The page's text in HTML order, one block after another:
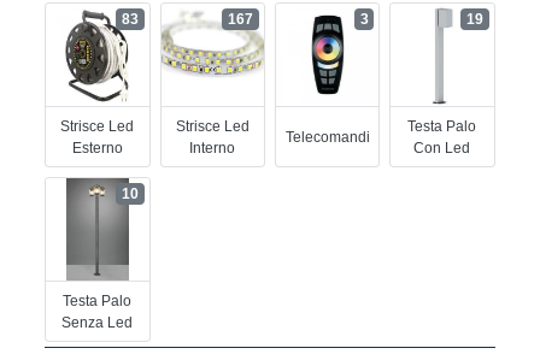
Strisce Led
Esterno
83
Strisce Led
Interno
167
Telecomandi
3
Testa Palo
Con Led
19
Testa Palo
Senza Led
10